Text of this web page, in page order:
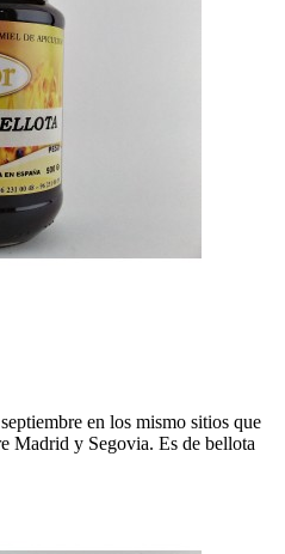
en los mismo sitios que
Madrid y Segovia. Es de bellota